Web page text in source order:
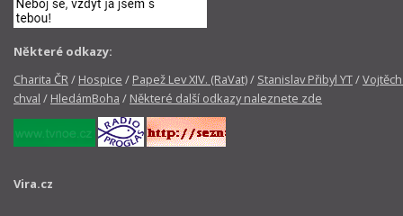
Některé odkazy:
Charita ČR/ Hospice / Papež Lev XIV. (RaVat)/ Stanislav Přibyl YT/
chval / HledámBoha / Některé další odkazy naleznete zde
Vira.cz